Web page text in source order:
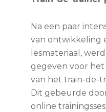
Na een paar
van ontwikkeling
lesmateriaal,
gegeven voor
van het train-de-
Dit gebeurde
online